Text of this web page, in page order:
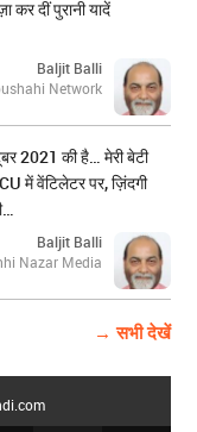
दीं पुरानी यादें
Baljit Balli
Network
2021 की है… मेरी बेटी
में वेंटिलेटर पर, ज़िंदगी
Baljit Balli
Nazar Media
→ सभी देखें